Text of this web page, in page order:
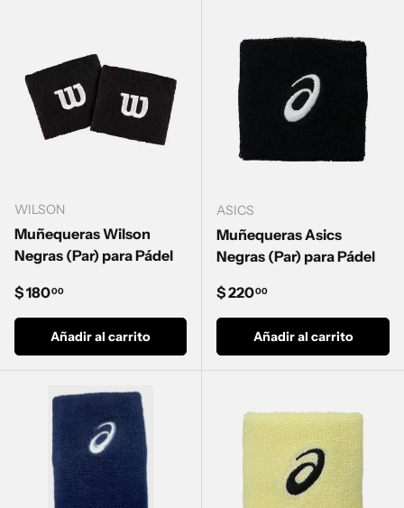
WILSON
Muñequeras Wilson
Negras (Par) para Pádel
Precio normal
$ 18000
Añadir al carrito
ASICS
Muñequeras Asics
Negras (Par) para Pádel
Precio normal
$ 22000
Añadir al carrito